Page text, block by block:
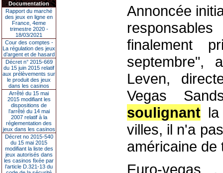
Documentation
Rapport du marché
des jeux en ligne en
France, 4eme
trimestre 2020 -
18/03/2021
Cour des comptes -
La régulation des jeux
d’argent et de hasard
Décret n° 2015-669
du 15 juin 2015 relatif
aux prélèvements sur
le produit des jeux
dans les casinos
Arrêté du 15 mai
2015 modifiant les
dispositions de
l’arrêté du 14 mai
2007 relatif à la
réglementation des
jeux dans les casinos
Décret no 2015-540
du 15 mai 2015
modifiant la liste des
jeux autorisés dans
les casinos fixée par
l’article D.321-13 du
Annoncée
finalement
septembre",
Leven,
Vegas
soulignantla
villes, il n'a
américaine de
Euro-vegas